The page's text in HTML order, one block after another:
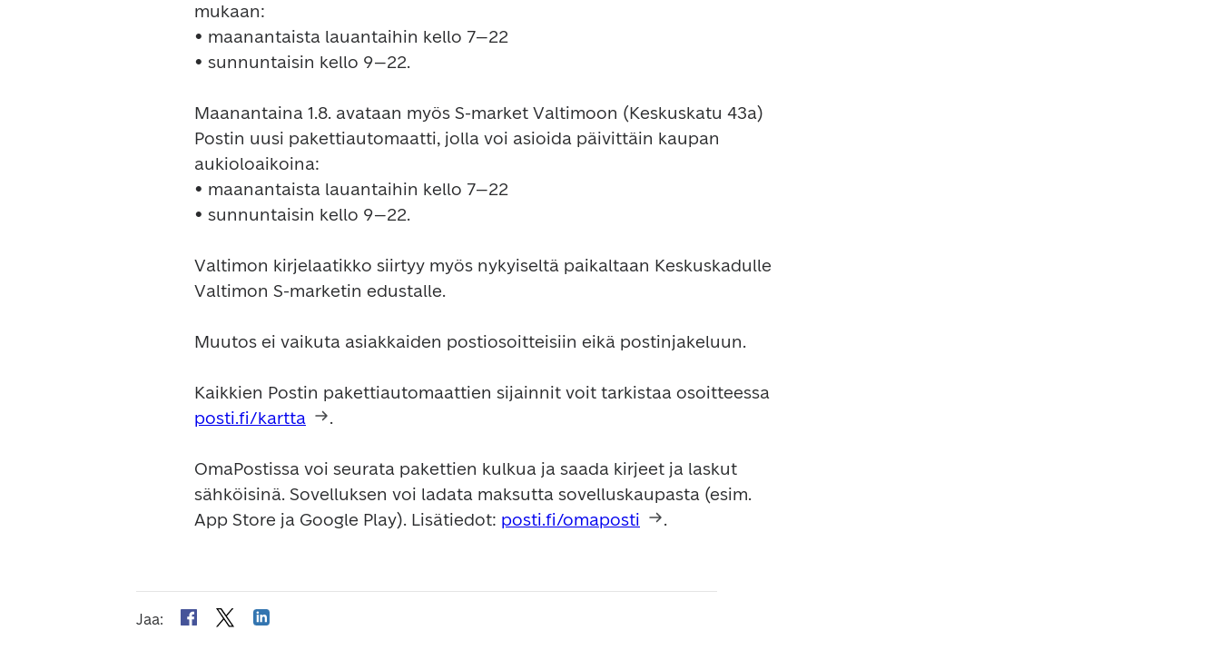
mukaan:
• maanantaista lauantaihin kello 7–22
• sunnuntaisin kello 9–22.
Maanantaina 1.8. avataan myös S-market Valtimoon (Keskuskatu 43a)
Postin uusi pakettiautomaatti, jolla voi asioida päivittäin kaupan
aukioloaikoina:
• maanantaista lauantaihin kello 7–22
• sunnuntaisin kello 9–22.
Valtimon kirjelaatikko siirtyy myös nykyiseltä paikaltaan Keskuskadulle
Valtimon S-marketin edustalle.
Muutos ei vaikuta asiakkaiden postiosoitteisiin eikä postinjakeluun.
posti.fi/kartta
.
OmaPostissa voi seurata pakettien kulkua ja saada kirjeet ja laskut
sähköisinä. Sovelluksen voi ladata maksutta sovelluskaupasta (esim.
App Store ja Google Play). Lisätiedot: posti.fi/omaposti .
Jaa: